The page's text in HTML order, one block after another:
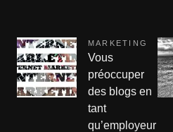
MARKETING
Vous
préoccuper
des blogs en
tant
qu’employeur